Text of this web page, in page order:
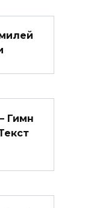
Гимн